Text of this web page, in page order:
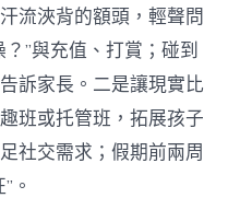
流浹背的額頭，輕聲問
”與充值、打賞；碰到
訴家長。二是讓現實比
班或托管班，拓展孩子
社交需求；假期前兩周
。